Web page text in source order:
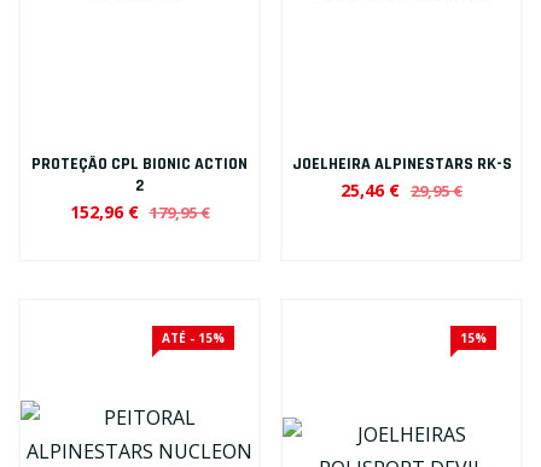
PROTEÇÃO CPL BIONIC ACTION
2
152,96 € 179,95 €
JOELHEIRA ALPINESTARS RK-S
25,46 € 29,95 €
ATÉ - 15% 15%